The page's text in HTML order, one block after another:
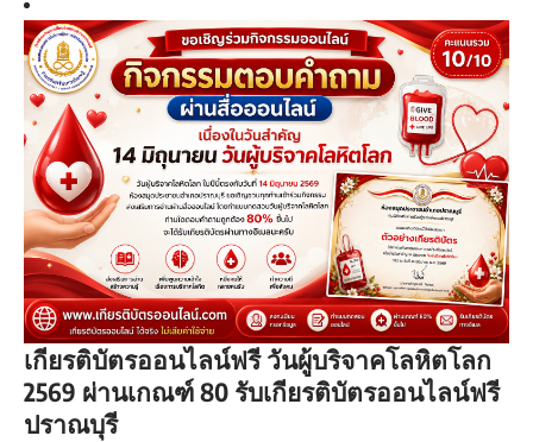
เกียรติบัตรออนไลน์ฟรี วันผู้บริจาคโลหิตโลก
2569 ผ่านเกณฑ์ 80 รับเกียรติบัตรออนไลน์ฟรี
ปราณบุรี